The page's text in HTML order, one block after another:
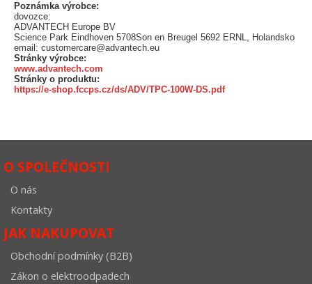
Poznámka výrobce:
dovozce:
ADVANTECH Europe BV
Science Park Eindhoven 5708Son en Breugel 5692 ERNL, Holandsko
email: customercare@advantech.eu
Stránky výrobce:
www.advantech.com
Stránky o produktu:
https://e-shop.fccps.cz/ds/ADV/TPC-100W-DS.pdf
O SPOLEČNOSTI
O nás
Kontakty
JAK NAKUPOVAT
Obchodní podmínky (B2B)
Zákon o elektroodpadech